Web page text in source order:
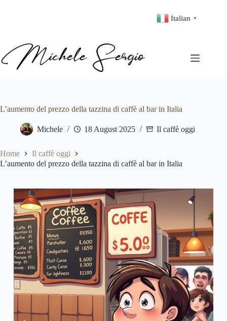
Italian ▼
L’aumento del prezzo della tazzina di caffè al bar in Italia
Michele 18 August 2025 Il caffè oggi
Home
Il caffè oggi
L’aumento del prezzo della tazzina di caffè al bar in Italia